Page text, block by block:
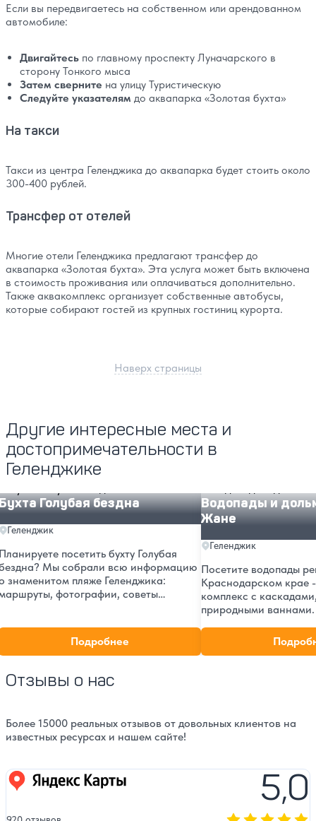
Если вы передвигаетесь на собственном или арендованном
автомобиле:
Двигайтесь по главному проспекту Луначарского в
сторону Тонкого мыса
Затем сверните на улицу Туристическую
Следуйте указателям до аквапарка «Золотая бухта»
На такси
Такси из центра Геленджика до аквапарка будет стоить около
300-400 рублей.
Трансфер от отелей
Многие отели Геленджика предлагают трансфер до
аквапарка «Золотая бухта». Эта услуга может быть включена
в стоимость проживания или оплачиваться дополнительно.
Также аквакомплекс организует собственные автобусы,
которые собирают гостей из крупных гостиниц курорта.
Наверх страницы
Другие интересные места и
достопримечательности в
Геленджике
Голубая бездна
Геленджик
посетить бухту Голубая
Мы собрали всю информацию
знаменитом пляже Геленджика:
фотографии, советы
Подробнее
Водопады и
Жане
Геленджик
Посетите водопады
Краснодарском крае
комплекс с
природными
добраться из
посещения и советы
Отзывы о нас
Более 15000 реальных отзывов от довольных клиентов на
известных ресурсах и нашем сайте!
Яндекс карты 5,0